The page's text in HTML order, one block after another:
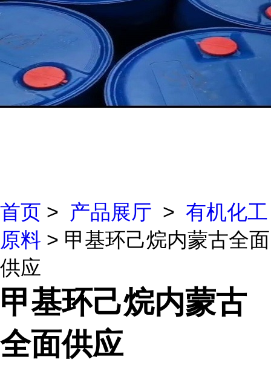
首页 > 产品展厅 > 有机化工
原料 > 甲基环己烷内蒙古全面
供应
甲基环己烷内蒙古
全面供应